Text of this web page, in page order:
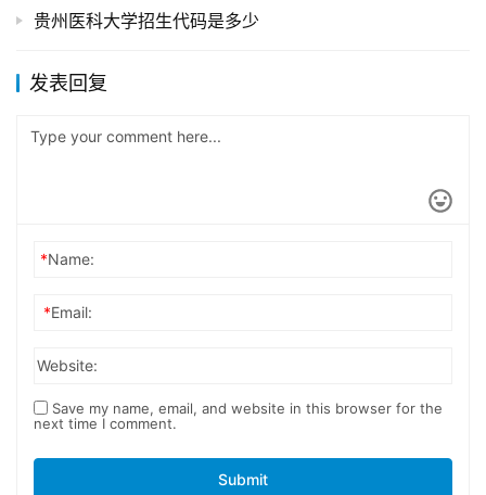
贵州医科大学招生代码是多少
发表回复
*Name:
*Email:
Website:
Save my name, email, and website in this browser for the
next time I comment.
Submit